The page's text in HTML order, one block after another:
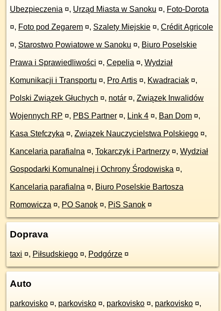
Ubezpieczenia ¤, Urząd Miasta w Sanoku ¤, Foto-Dorota
¤, Foto pod Zegarem ¤, Szalety Miejskie ¤, Crédit Agricole
¤, Starostwo Powiatowe w Sanoku ¤, Biuro Poselskie
Prawa i Sprawiedliwości ¤, Cepelia ¤, Wydział
Komunikacji i Transportu ¤, Pro Artis ¤, Kwadraciak ¤,
Polski Związek Głuchych ¤, notár ¤, Związek Inwalidów
Wojennych RP ¤, PBS Partner ¤, Link 4 ¤, Ban Dom ¤,
Kasa Stefczyka ¤, Związek Nauczycielstwa Polskiego ¤,
Kancelaria parafialna ¤, Tokarczyk i Partnerzy ¤, Wydział
Gospodarki Komunalnej i Ochrony Środowiska ¤,
Kancelaria parafialna ¤, Biuro Poselskie Bartosza
Romowicza ¤, PO Sanok ¤, PiS Sanok ¤
Doprava
taxi ¤, Piłsudskiego ¤, Podgórze ¤
Auto
parkovisko ¤, parkovisko ¤, parkovisko ¤, parkovisko ¤,